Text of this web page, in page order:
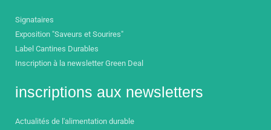
Signataires
Exposition "Saveurs et Sourires"
Label Cantines Durables
Inscription à la newsletter Green Deal
inscriptions aux newsletters
Actualités de l'alimentation durable